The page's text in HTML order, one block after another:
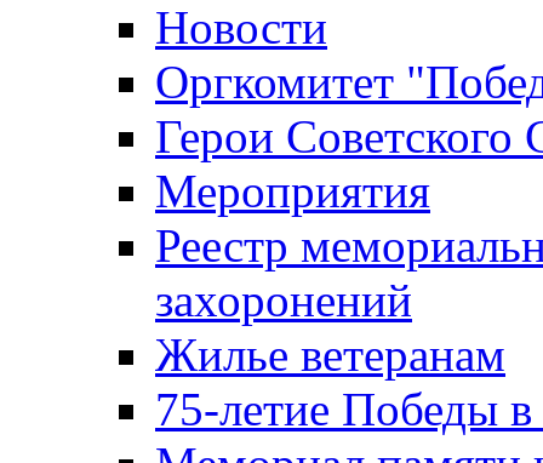
Новости
Оргкомитет
Герои Советского
Мероприятия
Реестр
захоронений
Жилье ветеранам
75-летие Победы